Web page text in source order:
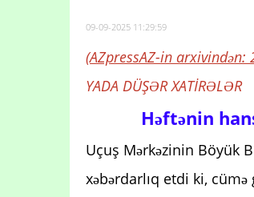
09-09-2025 11:29:59
(AZpressAZ-in arxivindən:
YADA DÜŞƏR XATİRƏLƏR
Həftənin
Uçuş Mərkəzinin Böyük
xəbərdarlıq etdi ki,